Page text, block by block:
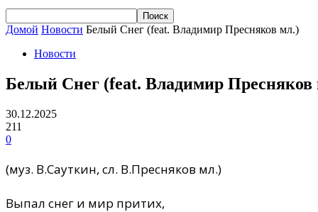
Домой Новости Белый Снег (feat. Владимир Пресняков мл.)
Новости
Белый Снег (feat. Владимир Пресняков
30.12.2025
211
0
(муз. В.Сауткин, сл. В.Пресняков мл.)
Выпал снег и мир притих,